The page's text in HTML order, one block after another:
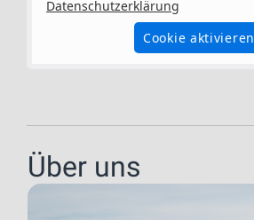
Datenschutzerklärung
Cookie aktivieren
Über uns